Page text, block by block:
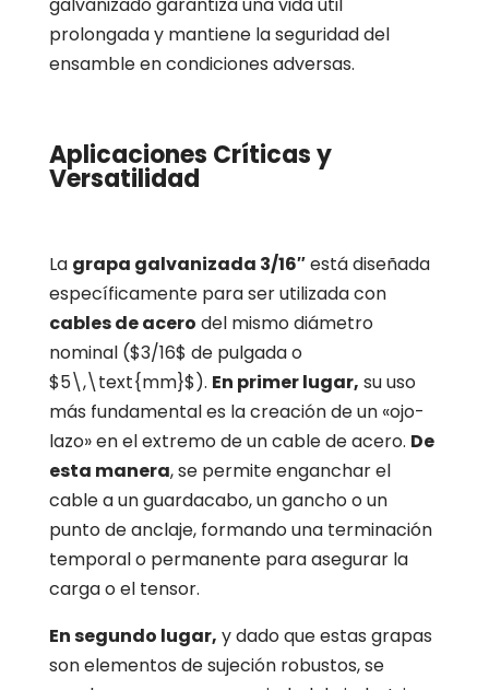
galvanizado garantiza una vida útil
prolongada y mantiene la seguridad del
ensamble en condiciones adversas.
Aplicaciones Críticas y
Versatilidad
La grapa galvanizada 3/16″está diseñada
específicamente para ser utilizada con
cables de acero del mismo diámetro
nominal ($3/16$ de pulgada o
$5\,\text{mm}$). En primer lugar, su uso
más fundamental es la creación de un «ojo-
lazo» en el extremo de un cable de acero. De
esta manera, se permite enganchar el
cable a un guardacabo, un gancho o un
punto de anclaje, formando una terminación
temporal o permanente para asegurar la
carga o el tensor.
En segundo lugar, y dado que estas grapas
son elementos de sujeción robustos, se